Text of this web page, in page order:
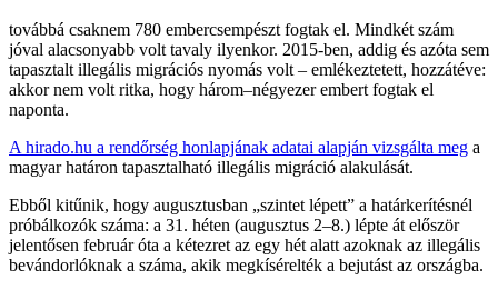
továbbá csaknem 780 embercsempészt fogtak el. Mindkét szám
jóval alacsonyabb volt tavaly ilyenkor. 2015-ben, addig és azóta sem
tapasztalt illegális migrációs nyomás volt – emlékeztetett, hozzátéve:
akkor nem volt ritka, hogy három–négyezer embert fogtak el
naponta.
A hirado.hu a rendőrség honlapjának adatai alapján vizsgálta meg a
magyar határon tapasztalható illegális migráció alakulását.
Ebből kitűnik, hogy augusztusban „szintet lépett” a határkerítésnél
próbálkozók száma: a 31. héten (augusztus 2–8.) lépte át először
jelentősen február óta a kétezret az egy hét alatt azoknak az illegális
bevándorlóknak a száma, akik megkísérelték a bejutást az országba.